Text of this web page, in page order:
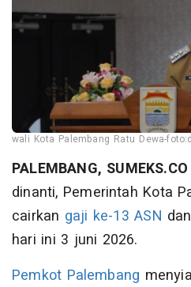
wali Kota Palembang Ratu Dewa-
PALEMBANG,
dinanti, Pemerintah Kota
cairkan gaji ke-13 ASN
hari ini 3 juni 2026.
Pemkot Palembang